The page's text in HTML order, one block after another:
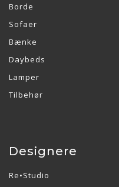
Borde
Sofaer
Bænke
Daybeds
Lamper
Tilbehør
Designere
Re•Studio